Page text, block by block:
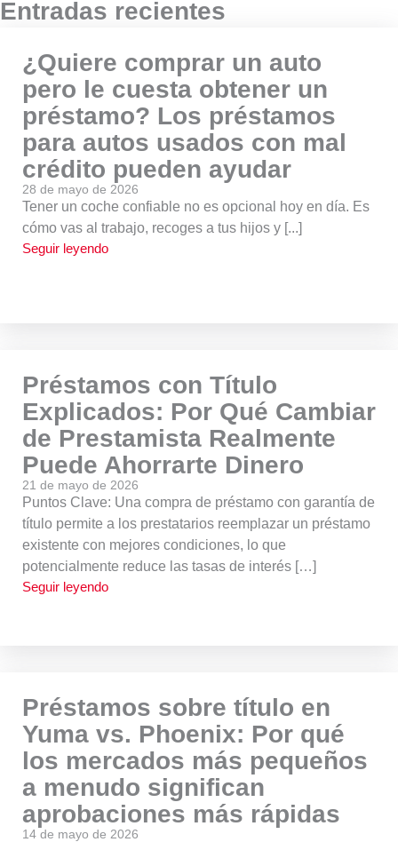
Entradas recientes
¿Quiere comprar un auto
pero le cuesta obtener un
préstamo? Los préstamos
para autos usados con mal
crédito pueden ayudar
28 de mayo de 2026
Tener un coche confiable no es opcional hoy en día. Es
cómo vas al trabajo, recoges a tus hijos y [...]
Seguir leyendo
Préstamos con Título
Explicados: Por Qué Cambiar
de Prestamista Realmente
Puede Ahorrarte Dinero
21 de mayo de 2026
Puntos Clave: Una compra de préstamo con garantía de
título permite a los prestatarios reemplazar un préstamo
existente con mejores condiciones, lo que
potencialmente reduce las tasas de interés […]
Seguir leyendo
Préstamos sobre título en
Yuma vs. Phoenix: Por qué
los mercados más pequeños
a menudo significan
aprobaciones más rápidas
14 de mayo de 2026